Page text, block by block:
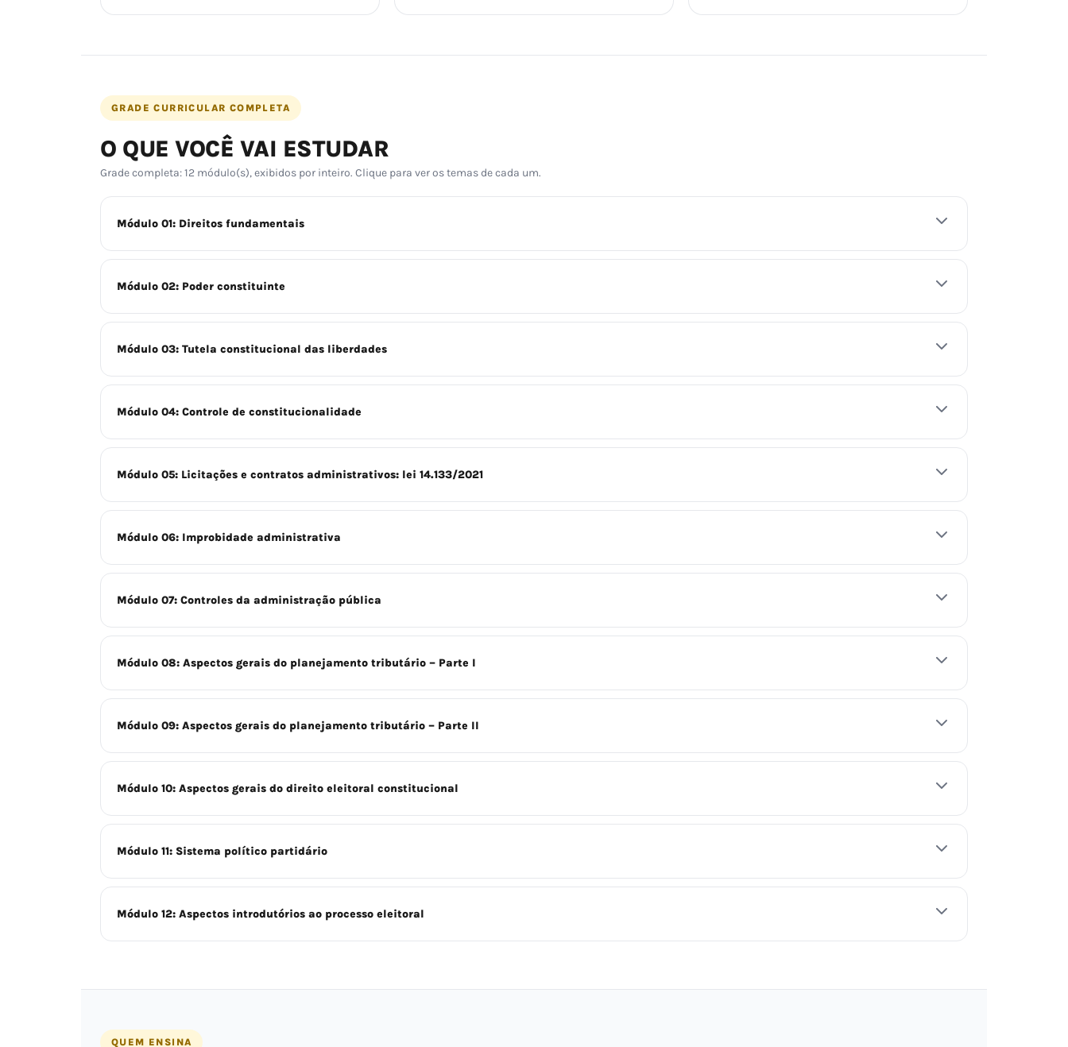
GRADE CURRICULAR COMPLETA
O QUE VOCÊ VAI ESTUDAR
Grade completa: 12 módulo(s), exibidos por inteiro. Clique para ver os temas de cada um.
Módulo 01: Direitos fundamentais
Módulo 02: Poder constituinte
Módulo 03: Tutela constitucional das liberdades
Módulo 04: Controle de constitucionalidade
Módulo 05: Licitações e contratos administrativos: lei 14.133/2021
Módulo 06: Improbidade administrativa
Módulo 07: Controles da administração pública
Módulo 08: Aspectos gerais do planejamento tributário – Parte I
Módulo 09: Aspectos gerais do planejamento tributário – Parte II
Módulo 10: Aspectos gerais do direito eleitoral constitucional
Módulo 11: Sistema político partidário
Módulo 12: Aspectos introdutórios ao processo eleitoral
QUEM ENSINA